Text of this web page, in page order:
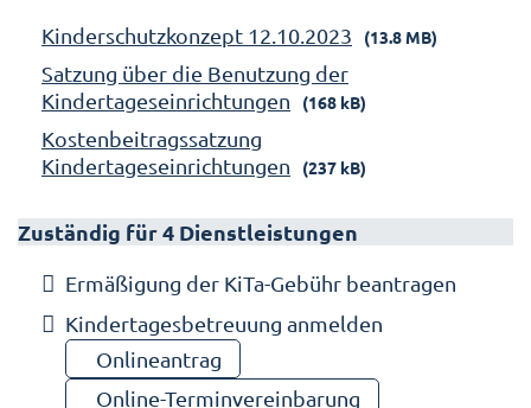
Kinderschutzkonzept 12.10.2023 (13.8 MB)
Satzung über die Benutzung der
Kindertageseinrichtungen
(168 kB)
Kostenbeitragssatzung
Kindertageseinrichtungen
(237 kB)
Zuständig für 4 Dienstleistungen
Ermäßigung der KiTa-Gebühr beantragen
Kindertagesbetreuung anmelden
Onlineantrag
Online-Terminvereinbarung